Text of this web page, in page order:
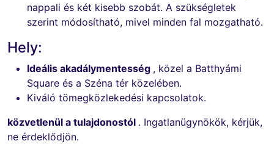
nappali és két kisebb szobát. A szükségletek
szerint módosítható, mivel minden fal mozgatható.
Hely:
Ideális akadálymentesség , közel a Batthyámi
Square és a Széna tér közelében.
Kiváló tömegközlekedési kapcsolatok.
közvetlenül a tulajdonostól . Ingatlanügynökök, kérjük,
ne érdeklődjön.